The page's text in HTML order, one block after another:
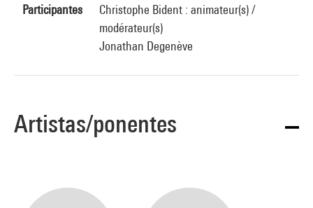
Participantes
Christophe Bident : animateur(s) /
modérateur(s)
Jonathan Degenève
Artistas/ponentes